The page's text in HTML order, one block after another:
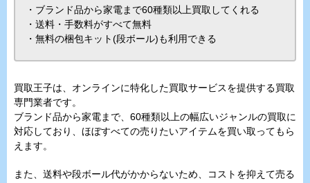
・ブランド品から家電まで60種類以上買取してくれる
・送料・手数料がすべて無料
・無料の梱包キット(段ボール)も利用できる
買取王子は、オンラインに特化した買取サービスを提供する買取
専門業者です。
ブランド品から家電まで、60種類以上の幅広いジャンルの買取に
対応しており、ほぼすべての売りたいアイテムを買い取ってもら
えます。
また、送料や段ボール代がかからないため、コストを抑えて売る